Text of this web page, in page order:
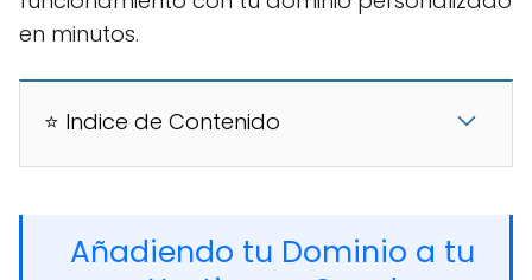
en minutos.
⭐ Indice de Contenido
Añadiendo tu Dominio a tu